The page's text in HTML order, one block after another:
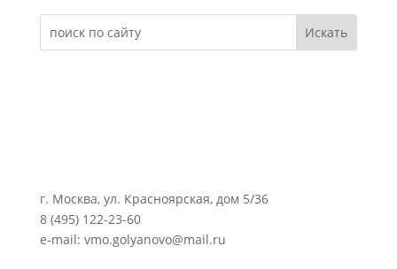
г. Москва, ул. Красноярская, дом 5/36
8 (495) 122-23-60
e-mail: vmo.golyanovo@mail.ru